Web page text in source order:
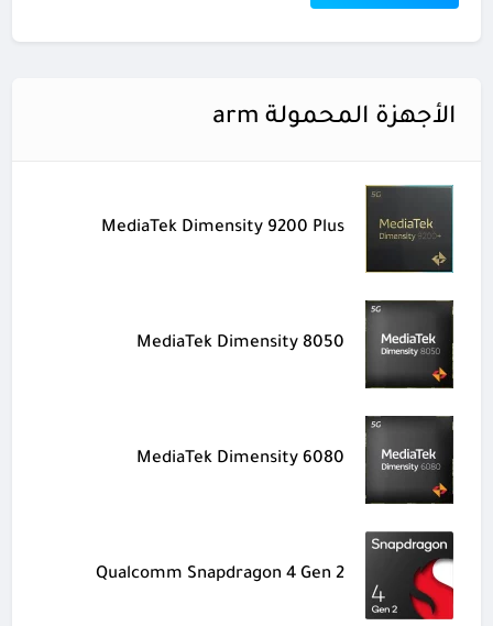
الأجهزة المحمولة arm
MediaTek Dimensity 9200 Plus
MediaTek Dimensity 8050
MediaTek Dimensity 6080
Qualcomm Snapdragon 4 Gen 2